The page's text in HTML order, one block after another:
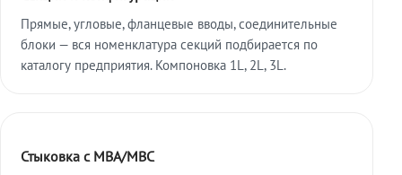
Прямые, угловые, фланцевые вводы, соединительные
блоки — вся номенклатура секций подбирается по
каталогу предприятия. Компоновка 1L, 2L, 3L.
Стыковка с МВА/МВС